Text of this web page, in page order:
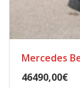
Mercedes
46490,00€